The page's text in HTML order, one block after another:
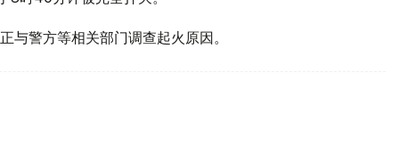
与警方等相关部门调查起火原因。